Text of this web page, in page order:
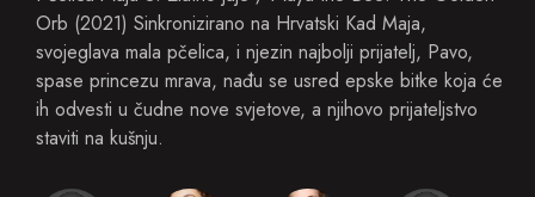
Orb (2021) Sinkronizirano na Hrvatski Kad Maja,
svojeglava mala pčelica, i njezin najbolji prijatelj, Pavo,
spase princezu mrava, nađu se usred epske bitke koja će
ih odvesti u čudne nove svjetove, a njihovo prijateljstvo
staviti na kušnju.